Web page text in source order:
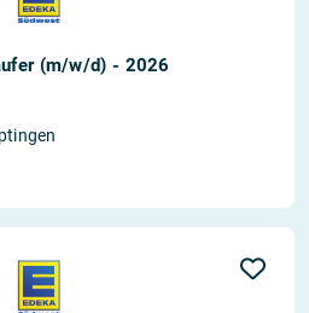
(m/w/d) - 2026